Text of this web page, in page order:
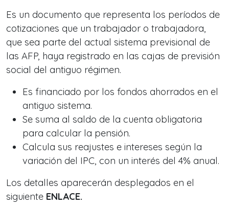
Es un documento que representa los períodos de
cotizaciones que un trabajador o trabajadora,
que sea parte del actual sistema previsional de
las AFP, haya registrado en las cajas de previsión
social del antiguo régimen.
Es financiado por los fondos ahorrados en el
antiguo sistema.
Se suma al saldo de la cuenta obligatoria
para calcular la pensión.
Calcula sus reajustes e intereses según la
variación del IPC, con un interés del 4% anual.
Los detalles aparecerán desplegados en el
siguiente ENLACE.